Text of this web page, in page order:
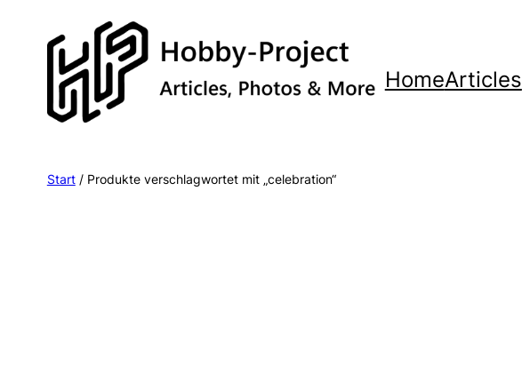
Inhalt
springen
HomeArticles
Start/ Produkte verschlagwortet mit „celebration“